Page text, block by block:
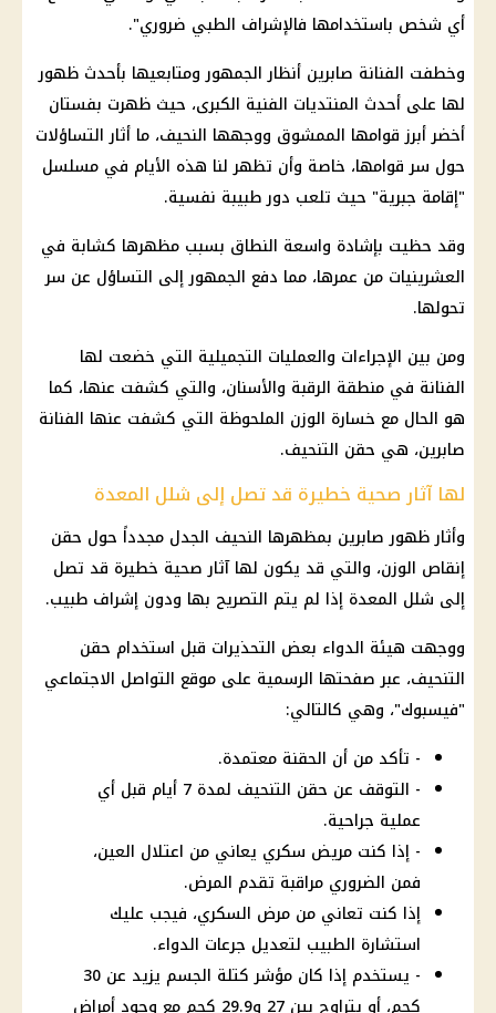
أي شخص باستخدامها فالإشراف الطبي ضروري".
وخطفت الفنانة صابرين أنظار الجمهور ومتابعيها بأحدث ظهور
لها على أحدث المنتديات الفنية الكبرى، حيث ظهرت بفستان
أخضر أبرز قوامها الممشوق ووجهها النحيف، ما أثار التساؤلات
حول سر قوامها، خاصة وأن تظهر لنا هذه الأيام في مسلسل
"إقامة جبرية" حيث تلعب دور طبيبة نفسية.
وقد حظيت بإشادة واسعة النطاق بسبب مظهرها كشابة في
العشرينيات من عمرها، مما دفع الجمهور إلى التساؤل عن سر
تحولها.
ومن بين الإجراءات والعمليات التجميلية التي خضعت لها
الفنانة في منطقة الرقبة والأسنان، والتي كشفت عنها، كما
هو الحال مع خسارة الوزن الملحوظة التي كشفت عنها الفنانة
صابرين، هي حقن التنحيف.
لها آثار صحية خطيرة قد تصل إلى شلل المعدة
وأثار ظهور صابرين بمظهرها النحيف الجدل مجدداً حول حقن
إنقاص الوزن، والتي قد يكون لها آثار صحية خطيرة قد تصل
إلى شلل المعدة إذا لم يتم التصريح بها ودون إشراف طبيب.
ووجهت هيئة الدواء بعض التحذيرات قبل استخدام حقن
التنحيف، عبر صفحتها الرسمية على موقع التواصل الاجتماعي
"فيسبوك"، وهي كالتالي:
- تأكد من أن الحقنة معتمدة.
- التوقف عن حقن التنحيف لمدة 7 أيام قبل أي
عملية جراحية.
- إذا كنت مريض سكري يعاني من اعتلال العين،
فمن الضروري مراقبة تقدم المرض.
إذا كنت تعاني من مرض السكري، فيجب عليك
استشارة الطبيب لتعديل جرعات الدواء.
- يستخدم إذا كان مؤشر كتلة الجسم يزيد عن 30
كجم، أو يتراوح بين 27 و29.9 كجم مع وجود أمراض